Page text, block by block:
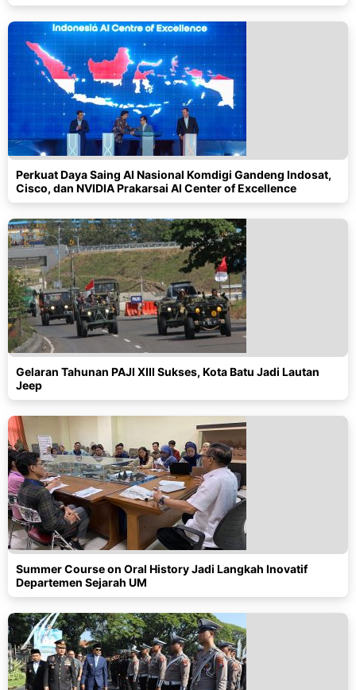
Perkuat Daya Saing AI Nasional Komdigi Gandeng Indosat,
Cisco, dan NVIDIA Prakarsai AI Center of Excellence
Gelaran Tahunan PAJI XIII Sukses, Kota Batu Jadi Lautan
Jeep
Summer Course on Oral History Jadi Langkah Inovatif
Departemen Sejarah UM